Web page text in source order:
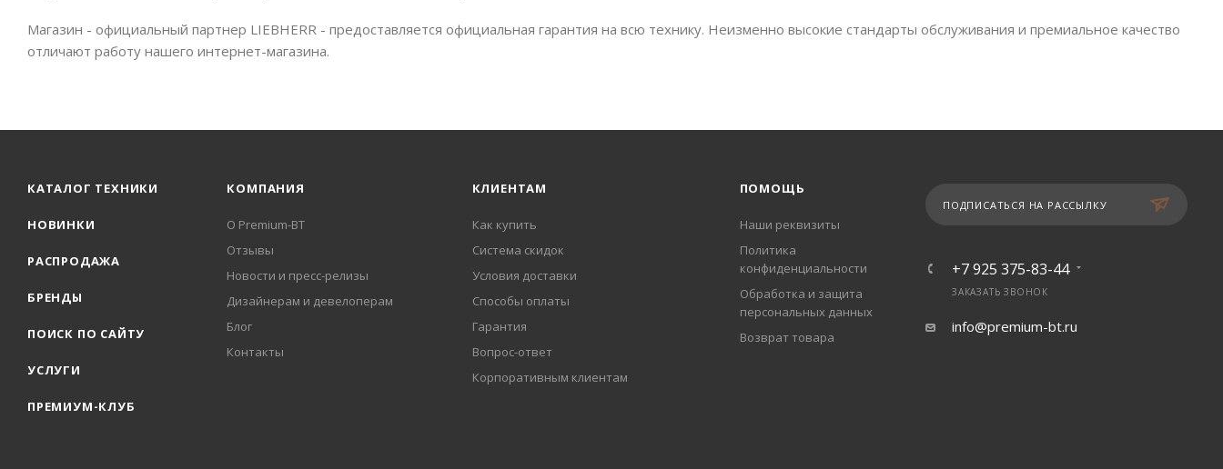
Магазин - официальный партнер LIEBHERR - предоставляется официальная гарантия на всю технику. Неизменно высокие стандарты обслуживания и премиальное качество
отличают работу нашего интернет-магазина.
КАТАЛОГ ТЕХНИКИ
НОВИНКИ
РАСПРОДАЖА
БРЕНДЫ
ПОИСК ПО САЙТУ
УСЛУГИ
ПРЕМИУМ-КЛУБ
КОМПАНИЯ
О Premium-BT
Отзывы
Новости и пресс-релизы
Дизайнерам и девелоперам
Блог
Контакты
КЛИЕНТАМ
Как купить
Система скидок
Условия доставки
Способы оплаты
Гарантия
Вопрос-ответ
Корпоративным клиентам
ПОМОЩЬ
Наши реквизиты
Политика
конфиденциальности
Обработка и защита
персональных данных
Возврат товара
ПОДПИСАТЬСЯ НА РАССЫЛКУ
+7 925 375-83-44
ЗАКАЗАТЬ ЗВОНОК
info@premium-bt.ru